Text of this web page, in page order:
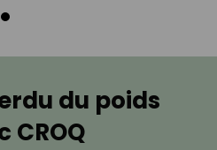
du poids
CROQ